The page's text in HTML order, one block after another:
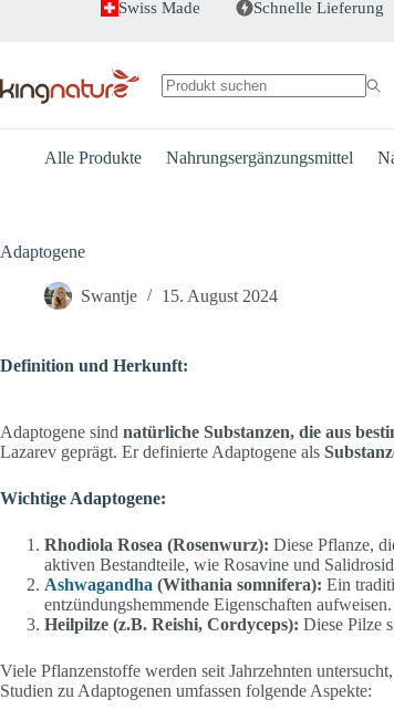
Swiss Made Schnelle Lieferung
Alle Produkte Nahrungsergänzungsmittel
Adaptogene
Swantje 15. August 2024
Definition und Herkunft:
Adaptogene sind natürliche Substanzen, die aus
Lazarev geprägt. Er definierte Adaptogene als
Wichtige Adaptogene:
Rhodiola Rosea (Rosenwurz): Diese Pflanze,
aktiven Bestandteile, wie Rosavine und
Ashwagandha (Withania somnifera): Ein
entzündungshemmende Eigenschaften aufweisen.
Heilpilze (z.B. Reishi, Cordyceps): Diese Pilze
Viele Pflanzenstoffe werden seit Jahrzehnten
Studien zu Adaptogenen umfassen folgende Aspekte: